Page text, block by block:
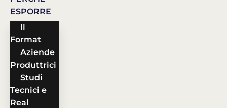
ESPORRE
Il
Format
Aziende
Produttrici
Studi
Tecnici e
Real